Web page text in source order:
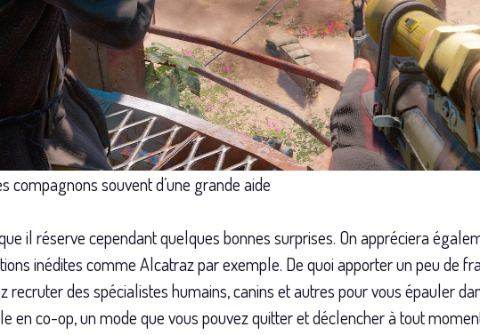
compagnons souvent d’une grande aide
il réserve cependant quelques bonnes surprises. On appréciera
inédites comme Alcatraz par exemple. De quoi apporter un peu de
recruter des spécialistes humains, canins et autres pour vous épauler
en co-op, un mode que vous pouvez quitter et déclencher à tout